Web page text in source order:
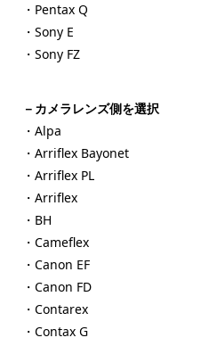
・Pentax Q
・Sony E
・Sony FZ
－カメラレンズ側を選択
・Alpa
・Arriflex Bayonet
・Arriflex PL
・Arriflex
・BH
・Cameflex
・Canon EF
・Canon FD
・Contarex
・Contax G